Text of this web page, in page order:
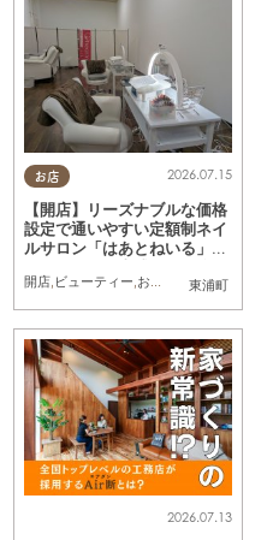
家族,ペット,トレンド,KURUTOHP
お店
東浦町
2026.07.15
【開店】リーズナブルな価格
設定で通いやすい定額制ネイ
ルサロン「はあとねいる」が
オープン
開店, ビューティー,おひとりさま
2026.07.13